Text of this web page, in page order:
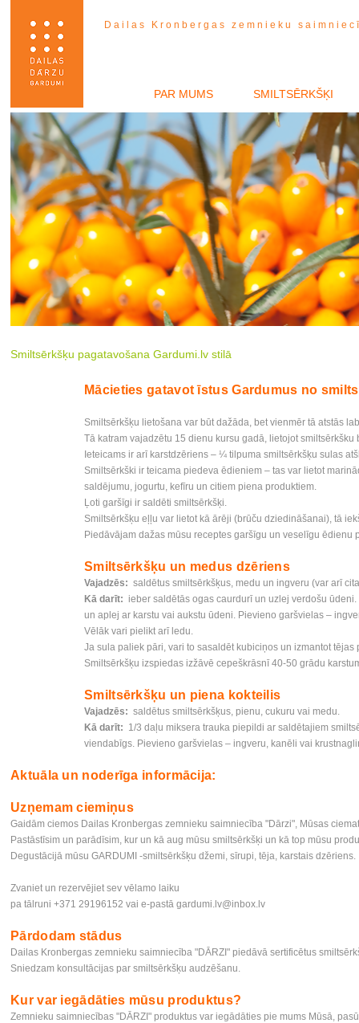
Dailas Kronbergas zemnieku
PAR MUMS SMILTSĒRKŠĶI
Smiltsērkšķu pagatavošana Gardumi.lv stilā
Mācieties gatavot īstus Gardumus no
Smiltsērkšķu lietošana var būt dažāda, bet vienmēr tā atstās
Tā katram vajadzētu 15 dienu kursu gadā, lietojot
Ieteicams ir arī karstdzēriens – ¼ tilpuma smiltsērkšķu sulas
Smiltsērkški ir teicama piedeva ēdieniem – tas var lietot
saldējumu, jogurtu, kefīru un citiem piena produktiem.
Ļoti garšīgi ir saldēti smiltsērkšķi.
Smiltsērkšķu eļļu var lietot kā ārēji (brūču dziedināšanai), tā
Piedāvājam dažas mūsu receptes garšīgu un veselīgu ēdienu
Smiltsērkšķu un medus dzēriens
Vajadzēs: saldētus smiltsērkšķus, medu un ingveru (var arī
Kā darīt: ieber saldētās ogas caurdurī un uzlej verdošu
un aplej ar karstu vai aukstu ūdeni. Pievieno garšvielas –
Vēlāk vari pielikt arī ledu.
Ja sula paliek pāri, vari to sasaldēt kubiciņos un izmantot tējas
Smiltsērkšķu izspiedas izžāvē cepeškrāsnī 40-50 grādu
Smiltsērkšķu un piena kokteilis
Vajadzēs: saldētus smiltsērkšķus, pienu, cukuru vai medu.
Kā darīt: 1/3 daļu miksera trauka piepildi ar saldētajiem
viendabīgs. Pievieno garšvielas – ingveru, kanēli vai
Aktuāla un noderīga informācija:
Uzņemam ciemiņus
Gaidām ciemos Dailas Kronbergas zemnieku saimniecība "Dārzi", Mūsas
Pastāstīsim un parādīsim, kur un kā aug mūsu smiltsērkšķi un kā top mūsu
Degustācijā mūsu GARDUMI -smiltsērkšķu džemi, sīrupi, tēja, karstais
Zvaniet un rezervējiet sev vēlamo laiku
pa tālruni +371 29196152 vai e-pastā gardumi.lv@inbox.lv
Pārdodam stādus
Dailas Kronbergas zemnieku saimniecība "DĀRZI" piedāvā sertificētus
Sniedzam konsultācijas par smiltsērkšķu audzēšanu.
Kur var iegādāties mūsu produktus?
Zemnieku saimniecības "DĀRZI" produktus var iegādāties pie mums Mūsā,